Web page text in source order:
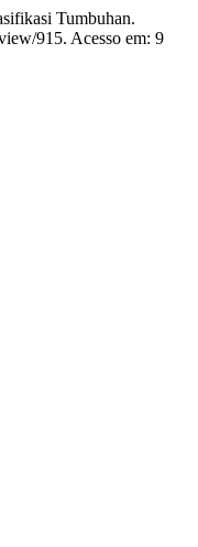
Tumbuhan.
915. Acesso em: 9